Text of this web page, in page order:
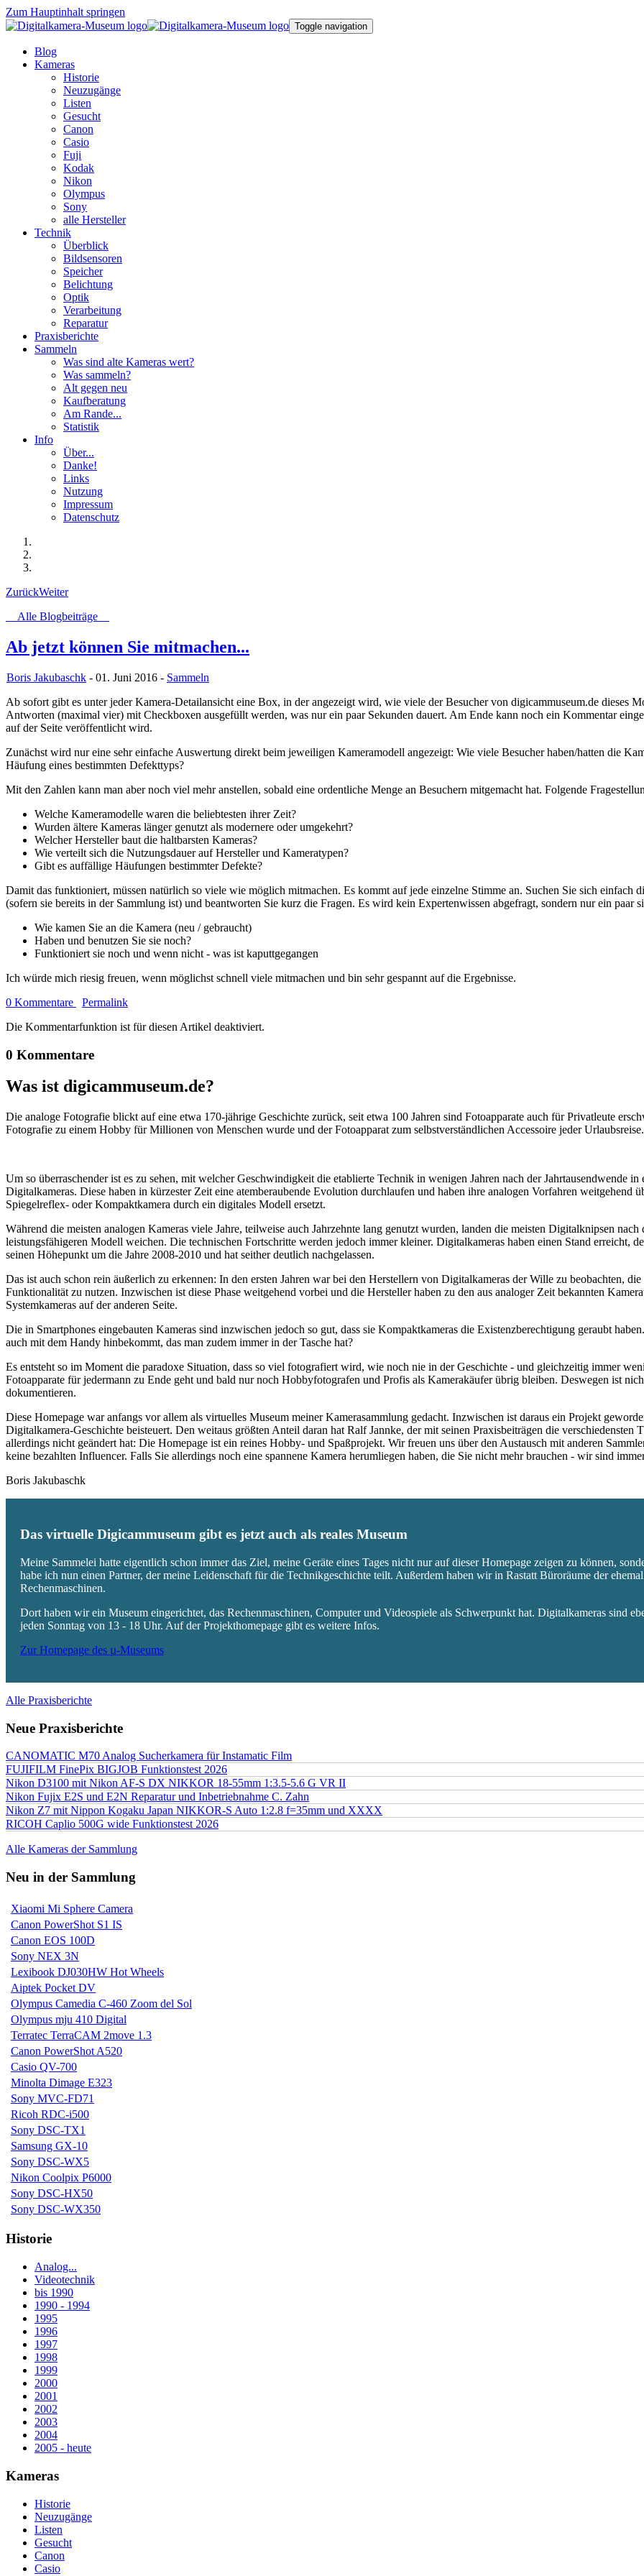
Zum Hauptinhalt springen
Toggle navigation
Blog
Kameras
Historie
Neuzugänge
Listen
Gesucht
Canon
Casio
Fuji
Kodak
Nikon
Olympus
Sony
alle Hersteller
Technik
Überblick
Bildsensoren
Speicher
Belichtung
Optik
Verarbeitung
Reparatur
Praxisberichte
Sammeln
Was sind alte Kameras wert?
Was sammeln?
Alt gegen neu
Kaufberatung
Am Rande...
Statistik
Info
Über...
Danke!
Links
Nutzung
Impressum
Datenschutz
ZurückWeiter
Alle Blogbeiträge
Ab jetzt können Sie mitmachen...
Boris Jakubaschk - 01. Juni 2016 - Sammeln
Ab sofort gibt es unter jeder Kamera-Detailansicht eine Box, in der angezeigt wird, wie viele der Besucher von digicammuseum.de dieses
Antworten (maximal vier) mit Checkboxen ausgefüllt werden, was nur ein paar Sekunden dauert. Am Ende kann noch ein Kommentar
auf der Seite veröffentlicht wird.
Zunächst wird nur eine sehr einfache Auswertung direkt beim jeweiligen Kameramodell angezeigt: Wie viele Besucher haben/hatten die
Häufung eines bestimmten Defekttyps?
Mit den Zahlen kann man aber noch viel mehr anstellen, sobald eine ordentliche Menge an Besuchern mitgemacht hat. Folgende
Welche Kameramodelle waren die beliebtesten ihrer Zeit?
Wurden ältere Kameras länger genutzt als modernere oder umgekehrt?
Welcher Hersteller baut die haltbarsten Kameras?
Wie verteilt sich die Nutzungsdauer auf Hersteller und Kameratypen?
Gibt es auffällige Häufungen bestimmter Defekte?
Damit das funktioniert, müssen natürlich so viele wie möglich mitmachen. Es kommt auf jede einzelne Stimme an. Suchen Sie sich einfach
(sofern sie bereits in der Sammlung ist) und beantworten Sie kurz die Fragen. Es wird kein Expertenwissen abgefragt, sondern nur ein paar
Wie kamen Sie an die Kamera (neu / gebraucht)
Haben und benutzen Sie sie noch?
Funktioniert sie noch und wenn nicht - was ist kaputtgegangen
Ich würde mich riesig freuen, wenn möglichst schnell viele mitmachen und bin sehr gespannt auf die Ergebnisse.
0 Kommentare
Permalink
Die Kommentarfunktion ist für diesen Artikel deaktiviert.
0 Kommentare
Was ist digicammuseum.de?
Die analoge Fotografie blickt auf eine etwa 170-jährige Geschichte zurück, seit etwa 100 Jahren sind Fotoapparate auch für Privatleute
Fotografie zu einem Hobby für Millionen von Menschen wurde und der Fotoapparat zum selbstverständlichen Accessoire jeder Urlaubsreise.
Um so überraschender ist es zu sehen, mit welcher Geschwindigkeit die etablierte Technik in wenigen Jahren nach der Jahrtausendwende
Digitalkameras. Diese haben in kürzester Zeit eine atemberaubende Evolution durchlaufen und haben ihre analogen Vorfahren weitgehend
Spiegelreflex- oder Kompaktkamera durch ein digitales Modell ersetzt.
Während die meisten analogen Kameras viele Jahre, teilweise auch Jahrzehnte lang genutzt wurden, landen die meisten Digitalknipsen
leistungsfähigeren Modell weichen. Die technischen Fortschritte werden jedoch immer kleiner. Digitalkameras haben einen Stand erreicht,
seinen Höhepunkt um die Jahre 2008-2010 und hat seither deutlich nachgelassen.
Das ist auch schon rein äußerlich zu erkennen: In den ersten Jahren war bei den Herstellern von Digitalkameras der Wille zu beobachten,
Funktionalität zu nutzen. Inzwischen ist diese Phase weitgehend vorbei und die Hersteller haben zu den aus analoger Zeit bekannten
Systemkameras auf der anderen Seite.
Die in Smartphones eingebauten Kameras sind inzwischen jedoch so gut, dass sie Kompaktkameras die Existenzberechtigung geraubt
auch mit dem Handy hinbekommt, das man zudem immer in der Tasche hat?
Es entsteht so im Moment die paradoxe Situation, dass so viel fotografiert wird, wie noch nie in der Geschichte - und gleichzeitig immer
Fotoapparate für jedermann zu Ende geht und bald nur noch Hobbyfotografen und Profis als Kamerakäufer übrig bleiben. Deswegen ist
dokumentieren.
Diese Homepage war anfangs vor allem als virtuelles Museum meiner Kamerasammlung gedacht. Inzwischen ist daraus ein Projekt
Digitalkamera-Geschichte beisteuert. Den weitaus größten Anteil daran hat Ralf Jannke, der mit seinen Praxisbeiträgen die verschiedensten
allerdings nicht geändert hat: Die Homepage ist ein reines Hobby- und Spaßprojekt. Wir freuen uns über den Austausch mit anderen
keine bezahlten Influencer. Falls Sie allerdings noch eine spannene Kamera herumliegen haben, die Sie nicht mehr brauchen - wir sind
Boris Jakubaschk
Das virtuelle Digicammuseum gibt es jetzt auch als reales Museum
Meine Sammelei hatte eigentlich schon immer das Ziel, meine Geräte eines Tages nicht nur auf dieser Homepage zeigen zu können,
habe ich nun einen Partner, der meine Leidenschaft für die Technikgeschichte teilt. Außerdem haben wir in Rastatt Büroräume der
Rechenmaschinen.
Dort haben wir ein Museum eingerichtet, das Rechenmaschinen, Computer und Videospiele als Schwerpunkt hat. Digitalkameras sind
jeden Sonntag von 13 - 18 Uhr. Auf der Projekthomepage gibt es weitere Infos.
Zur Homepage des µ-Museums
Alle Praxisberichte
Neue Praxisberichte
CANOMATIC M70 Analog Sucherkamera für Instamatic Film
FUJIFILM FinePix BIGJOB Funktionstest 2026
Nikon D3100 mit Nikon AF-S DX NIKKOR 18-55mm 1:3.5-5.6 G VR II
Nikon Fujix E2S und E2N Reparatur und Inbetriebnahme C. Zahn
Nikon Z7 mit Nippon Kogaku Japan NIKKOR-S Auto 1:2.8 f=35mm und XXXX
RICOH Caplio 500G wide Funktionstest 2026
Alle Kameras der Sammlung
Neu in der Sammlung
Xiaomi Mi Sphere Camera
Canon PowerShot S1 IS
Canon EOS 100D
Sony NEX 3N
Lexibook DJ030HW Hot Wheels
Aiptek Pocket DV
Olympus Camedia C-460 Zoom del Sol
Olympus mju 410 Digital
Terratec TerraCAM 2move 1.3
Canon PowerShot A520
Casio QV-700
Minolta Dimage E323
Sony MVC-FD71
Ricoh RDC-i500
Sony DSC-TX1
Samsung GX-10
Sony DSC-WX5
Nikon Coolpix P6000
Sony DSC-HX50
Sony DSC-WX350
Historie
Analog...
Videotechnik
bis 1990
1990 - 1994
1995
1996
1997
1998
1999
2000
2001
2002
2003
2004
2005 - heute
Kameras
Historie
Neuzugänge
Listen
Gesucht
Canon
Casio